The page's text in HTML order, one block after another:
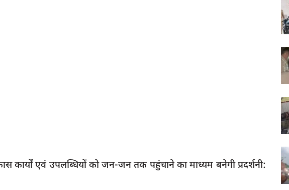
कार्यों एवं उपलब्धियों को जन-जन तक पहुंचाने का माध्यम बनेगी प्रदर्शनी: